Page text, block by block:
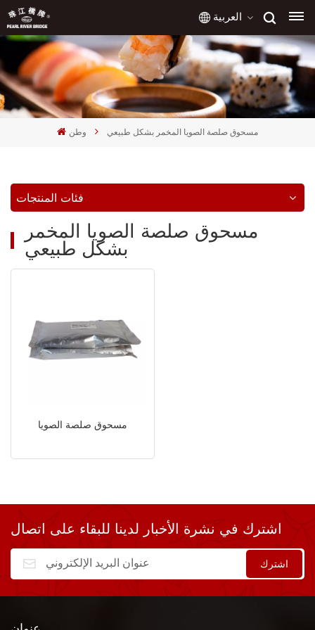
العربية
English
français
وطن مسحوق صلصة الصويا المخمر بشكل طبيعي
فئات المنتجات
مسحوق صلصة الصويا المخمر
بشكل طبيعي
مسحوق صلصة الصويا
اشترك في نشرة الأخبار لدينا للبقاء على اتصال